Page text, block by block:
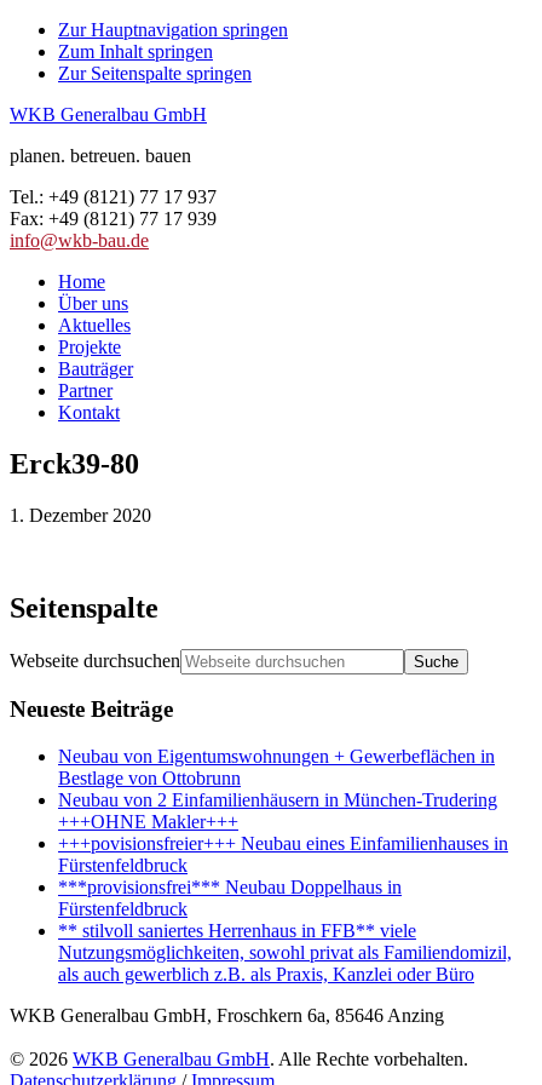
Zur Hauptnavigation springen
Zum Inhalt springen
Zur Seitenspalte springen
WKB Generalbau GmbH
planen. betreuen. bauen
Tel.: +49 (8121) 77 17 937
Fax: +49 (8121) 77 17 939
info@wkb-bau.de
Home
Über uns
Aktuelles
Projekte
Bauträger
Partner
Kontakt
Erck39-80
1. Dezember 2020
Seitenspalte
Webseite durchsuchen
Neueste Beiträge
Neubau von Eigentumswohnungen + Gewerbeflächen in
Bestlage von Ottobrunn
Neubau von 2 Einfamilienhäusern in München-Trudering
+++OHNE Makler+++
+++povisionsfreier+++ Neubau eines Einfamilienhauses in
Fürstenfeldbruck
***provisionsfrei*** Neubau Doppelhaus in
Fürstenfeldbruck
** stilvoll saniertes Herrenhaus in FFB** viele
Nutzungsmöglichkeiten, sowohl privat als Familiendomizil,
als auch gewerblich z.B. als Praxis, Kanzlei oder Büro
WKB Generalbau GmbH, Froschkern 6a, 85646 Anzing
© 2026 WKB Generalbau GmbH. Alle Rechte vorbehalten.
Datenschutzerklärung /Impressum